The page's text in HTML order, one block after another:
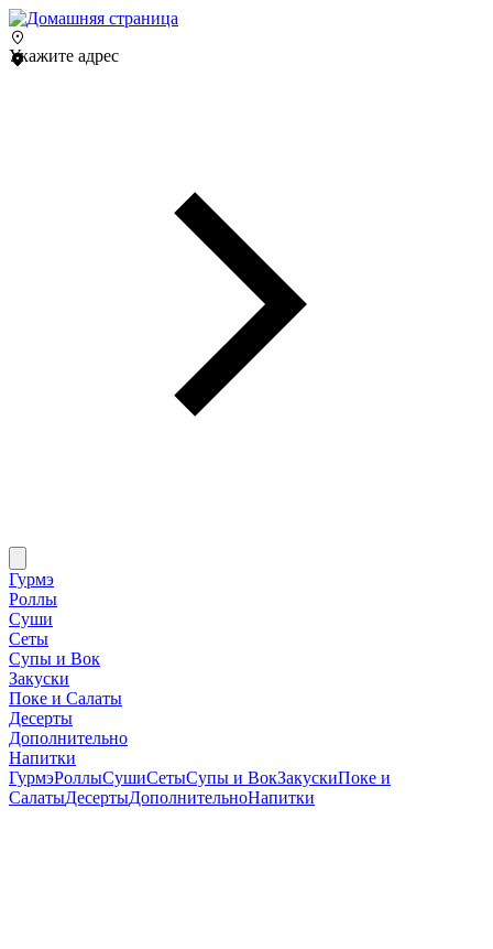
Укажите адрес
Гурмэ
Роллы
Суши
Сеты
Супы и Вок
Закуски
Поке и Салаты
Десерты
Дополнительно
Напитки
ГурмэРоллыСушиСетыСупы и ВокЗакускиПоке и
СалатыДесертыДополнительноНапитки